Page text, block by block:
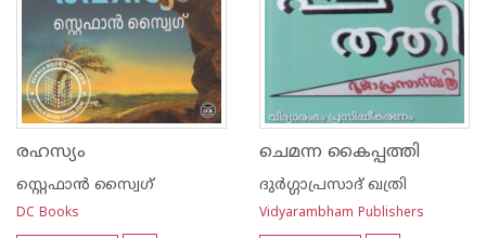
രഹസ്യം
സ്റ്റെഫാന്‍ സ്വൈഗ്
DC Books
ചെമന്ന കൈപ്പത്തി
ദുര്‍ഗ്ഗാപ്രസാദ് ഖത്രി
Vidyarambham Publishers